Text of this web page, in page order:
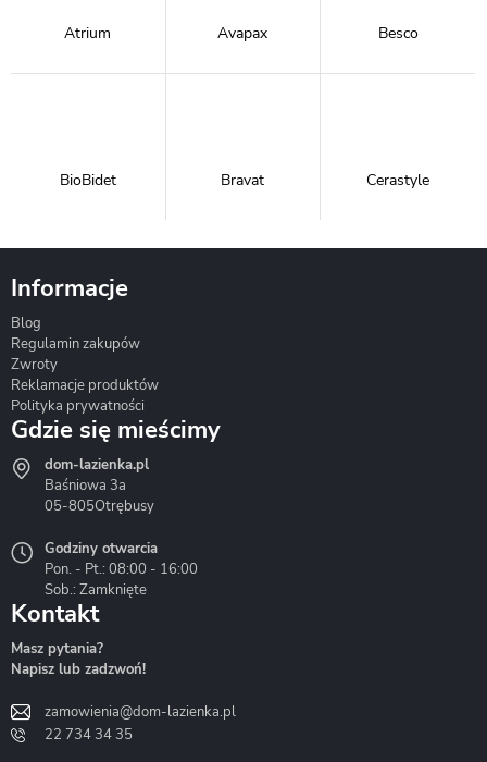
Atrium Avapax Besco
BioBidet Bravat Cerastyle
Hydrostop
Liveno
Informacje
Blog
Regulamin zakupów
Zwroty
Reklamacje produktów
Polityka prywatności
Gdzie się mieścimy
dom-lazienka.pl
Baśniowa 3a
05-805Otrębusy
Godziny otwarcia
Pon. - Pt.: 08:00 - 16:00
Sob.: Zamknięte
Kontakt
Masz pytania?
Napisz lub zadzwoń!
zamowienia@dom-lazienka.pl
22 734 34 35